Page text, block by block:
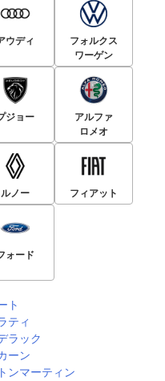
ウディ
フォルクス
ワーゲン
ジョー
アルファ
ロメオ
ルノー フィアット
ォード
ト
ティ
ラック
ーン
ンマーティン